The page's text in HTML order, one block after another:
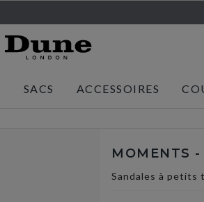
SACS ACCESSOIRES
MOMENTS -
Sandales à petits